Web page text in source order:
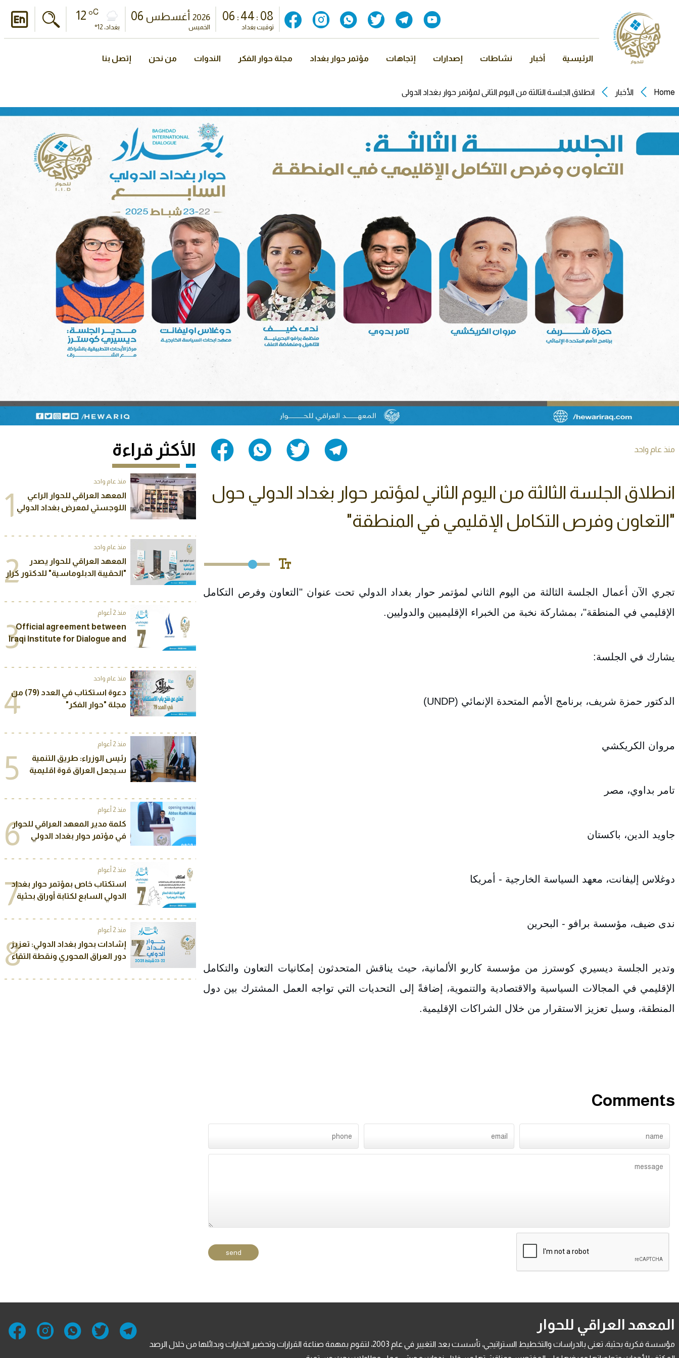
06 :44: 09
توقيت بغداد
2026 أغسطس 06
الخميس
12 °C
بغداد، 12°
الرئيسية أخبار نشاطات إصدارات إتجاهات مؤتمر حوار بغداد مجلة حوار الفكر الندوات من نحن إتصل بنا
Home الأخبار
انطلاق الجلسة الثالثة من اليوم الثاني لمؤتمر حوار بغداد الدولي
منذ عام واحد
انطلاق الجلسة الثالثة من اليوم الثاني لمؤتمر حوار بغداد الدولي حول
"التعاون وفرص التكامل الإقليمي في المنطقة"
تجري الآن أعمال الجلسة الثالثة من اليوم الثاني لمؤتمر حوار بغداد الدولي تحت عنوان "التعاون وفرص التكامل
الإقليمي في المنطقة"، بمشاركة نخبة من الخبراء الإقليميين والدوليين.
يشارك في الجلسة:
الدكتور حمزة شريف، برنامج الأمم المتحدة الإنمائي (UNDP)
مروان الكريكشي
تامر بداوي، مصر
جاويد الدين، باكستان
دوغلاس إليفانت، معهد السياسة الخارجية - أمريكا
ندى ضيف، مؤسسة برافو - البحرين
وتدير الجلسة ديسيري كوسترز من مؤسسة كاربو الألمانية، حيث يناقش المتحدثون إمكانيات التعاون والتكامل
الإقليمي في المجالات السياسية والاقتصادية والتنموية، إضافةً إلى التحديات التي تواجه العمل المشترك بين دول
المنطقة، وسبل تعزيز الاستقرار من خلال الشراكات الإقليمية.
Comments
الأكثر قراءة
منذ عام واحد
1
المعهد العراقي للحوار الراعي
اللوجستي لمعرض بغداد الدولي
منذ عام واحد
2
المعهد العراقي للحوار يصدر
"الحقيبة الدبلوماسية" للدكتور كرار
منذ 2 أعوام
3Official agreement between
Iraqi Institute for Dialogue and
International Conference of
“Baghdad Dialogue” 2025
منذ عام واحد
4
دعوة استكتاب في العدد (79) من
مجلة "حوار الفكر"
منذ 2 أعوام
5
رئيس الوزراء: طريق التنمية
سيجعل العراق قوة اقليمية
منذ 2 أعوام
6كلمة مدير المعهد العراقي للحوار
في مؤتمر حوار بغداد الدولي
منذ 2 أعوام
7
استكتاب خاص بمؤتمر حوار بغداد
الدولي السابع لكتابة أوراق بحثية
منذ 2 أعوام
8
إشادات بحوار بغداد الدولي: تعزيز
دور العراق المحوري ونقطة التقاء
المعهد العراقي للحوار
مؤسسة فكرية بحثية، تعنى بالدراسات والتخطيط الستراتيجي، تأسست بعد التغيير في عام 2003، لتقوم بمهمة صناعة القرارات وتحضير الخيارات وبدائلها من خلال الرصد